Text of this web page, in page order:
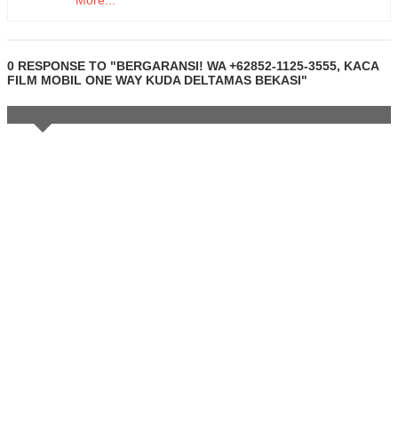
0 RESPONSE TO "BERGARANSI! WA +62852-1125-3555, KACA
FILM MOBIL ONE WAY KUDA DELTAMAS BEKASI"